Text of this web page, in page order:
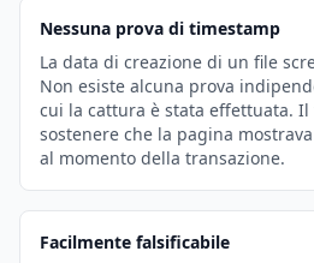
Nessuna prova di timestamp
La data di creazione di un file
Non esiste alcuna prova
cui la cattura è stata effettuata.
sostenere che la pagina
al momento della transazione.
Facilmente falsificabile